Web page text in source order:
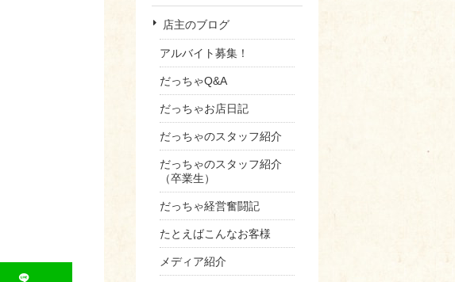
店主のブログ
アルバイト募集！
だっちゃQ&A
だっちゃお店日記
だっちゃのスタッフ紹介
だっちゃのスタッフ紹介
（卒業生）
だっちゃ経営奮闘記
たとえばこんなお客様
メディア紹介